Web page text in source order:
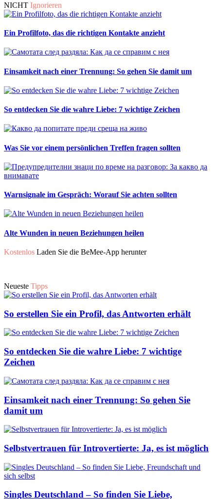
NICHT Ignorieren
Ein Profilfoto, das die richtigen Kontakte anzieht
Einsamkeit nach einer Trennung: So gehen Sie damit um
So entdecken Sie die wahre Liebe: 7 wichtige Zeichen
Was Sie vor einem persönlichen Treffen fragen sollten
Warnsignale im Gespräch: Worauf Sie achten sollten
Alte Wunden in neuen Beziehungen heilen
Kostenlos Laden Sie die BeMee-App herunter
Neueste Tipps
So erstellen Sie ein Profil, das Antworten erhält
So entdecken Sie die wahre Liebe: 7 wichtige
Zeichen
Einsamkeit nach einer Trennung: So gehen Sie
damit um
Selbstvertrauen für Introvertierte: Ja, es ist möglich
Singles Deutschland – So finden Sie Liebe,